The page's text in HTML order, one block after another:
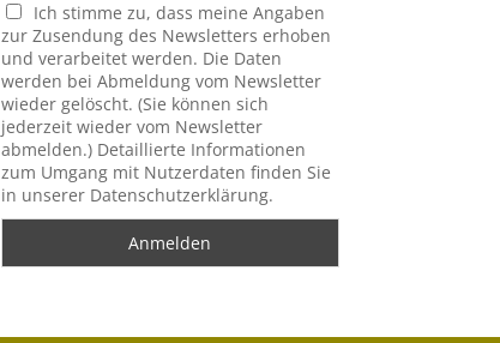
Ich stimme zu, dass meine Angaben
zur Zusendung des Newsletters erhoben
und verarbeitet werden. Die Daten
werden bei Abmeldung vom Newsletter
wieder gelöscht. (Sie können sich
jederzeit wieder vom Newsletter
abmelden.) Detaillierte Informationen
zum Umgang mit Nutzerdaten finden Sie
in unserer Datenschutzerklärung.